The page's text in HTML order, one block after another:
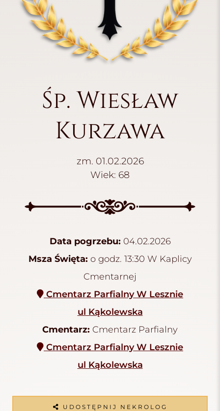
Śp. Wiesław
Kurzawa
zm. 01.02.2026
Wiek: 68
Data pogrzebu: 04.02.2026
Msza Święta: o godz. 13:30 W Kaplicy
Cmentarnej
Cmentarz Parfialny W Lesznie
ul Kąkolewska
Cmentarz: Cmentarz Parfialny
Cmentarz Parfialny W Lesznie
ul Kąkolewska
UDOSTĘPNIJ NEKROLOG